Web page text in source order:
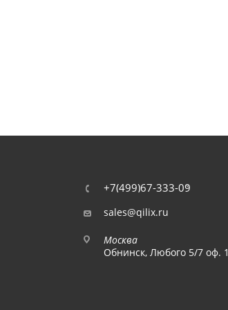
+7(499)67-333-09
sales@qilix.ru
Москва
Обнинск, Любого 5/7 оф. 1